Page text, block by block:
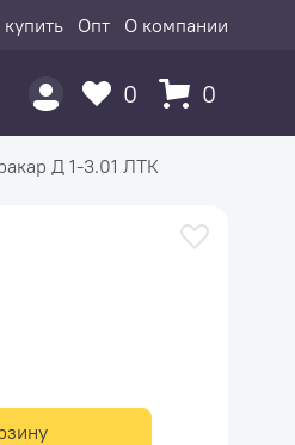
купить Опт О компании
0 0
Д 1-3.01 ЛТК